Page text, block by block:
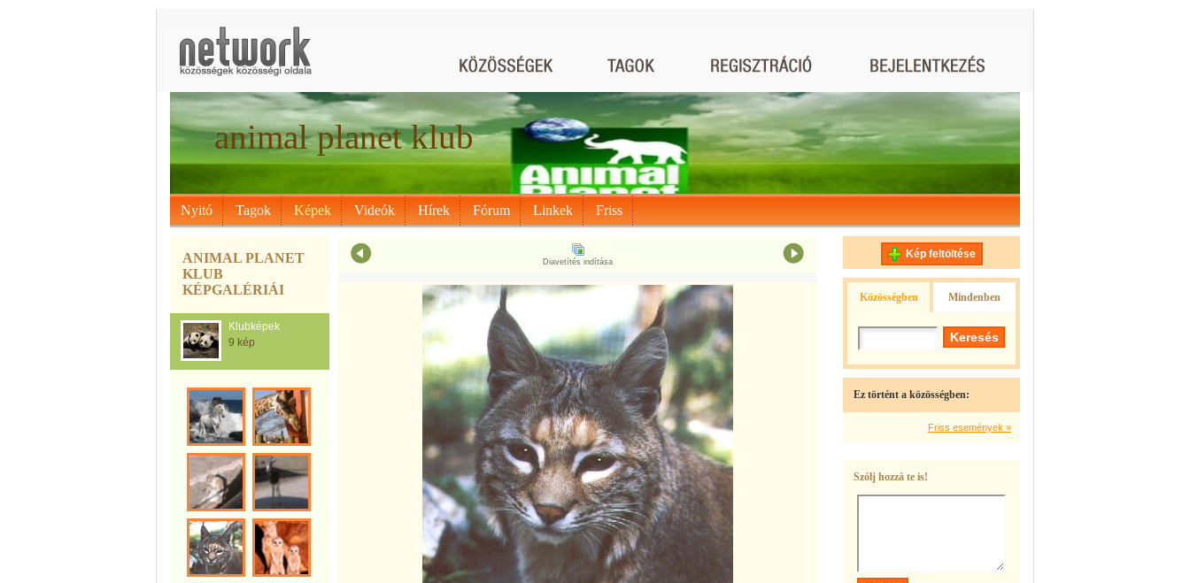
animal planet klub
Nyitó Tagok Képek Videók Hírek Fórum Linkek Friss
ANIMAL PLANET
KLUB
KÉPGALÉRIÁI
Klubképek
9 kép
Diavetítés indítása
Kép feltöltése
Közösségben Mindenben
Ez történt a közösségben:
Friss események »
Szólj hozzá te is!